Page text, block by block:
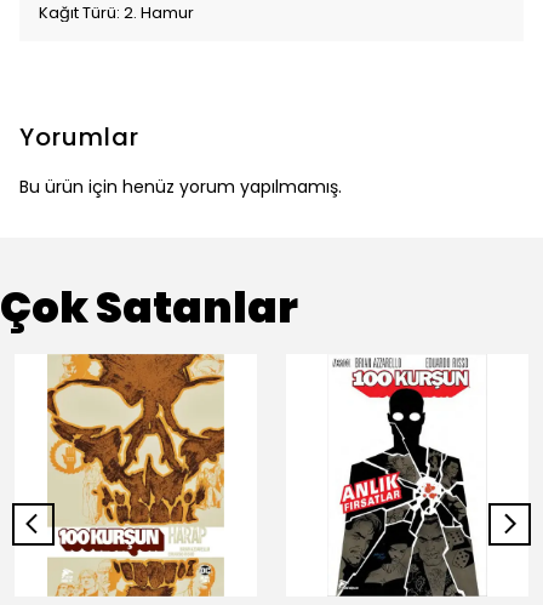
Kağıt Türü: 2. Hamur
Yorumlar
Bu ürün için henüz yorum yapılmamış.
Çok Satanlar